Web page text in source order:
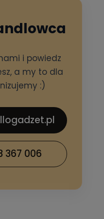
i powiedz
a my to dla
:)
367 006